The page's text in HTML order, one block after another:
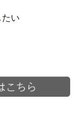
い